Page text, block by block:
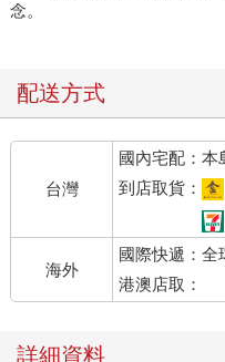
念。
配送方式
台灣
國內宅配：本
到店取貨：
海外
國際快遞：全
港澳店取：
詳細資料